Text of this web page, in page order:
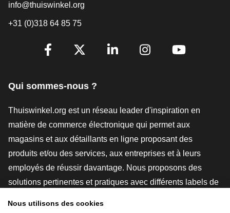
info@thuiswinkel.org
+31 (0)318 64 85 75
[_General:SocialMediaTitle]
Qui sommes-nous ?
Thuiswinkel.org est un réseau leader d'inspiration en
matière de commerce électronique qui permet aux
magasins et aux détaillants en ligne proposant des
produits et/ou des services, aux entreprises et à leurs
employés de réussir davantage. Nous proposons des
solutions pertinentes et pratiques avec différents labels de
Nous utilisons des cookies